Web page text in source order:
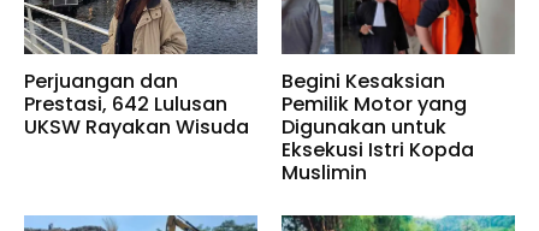
Perjuangan dan
Prestasi, 642 Lulusan
UKSW Rayakan Wisuda
Begini Kesaksian
Pemilik Motor yang
Digunakan untuk
Eksekusi Istri Kopda
Muslimin